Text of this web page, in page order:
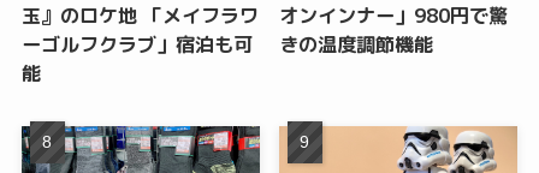
玉』のロケ地 「メイフラワ
ーゴルフクラブ」宿泊も可
能
オンインナー」980円で驚
きの温度調節機能